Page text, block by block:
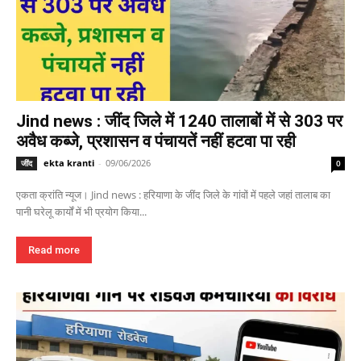
Jind news : जींद जिले में 1240 तालाबों में से 303 पर
अवैध कब्जे, प्रशासन व पंचायतें नहीं हटवा पा रही
जींद ekta kranti - 09/06/2026 0
एकता क्रांति न्यूज। Jind news : हरियाणा के जींद जिले के गांवों में पहले जहां तालाब का
पानी घरेलू कार्यों में भी प्रयोग किया...
Read more